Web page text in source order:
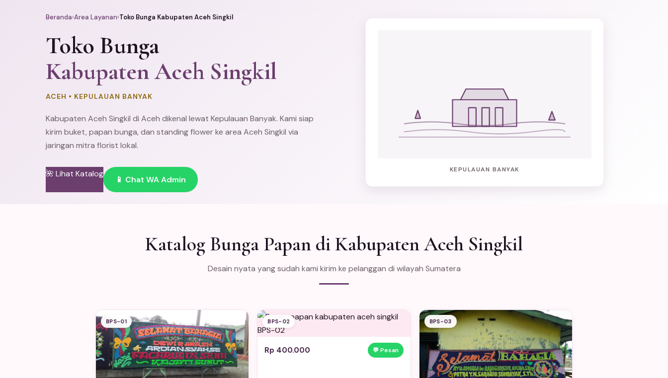
Beranda›Area Layanan›Toko Bunga Kabupaten Aceh Singkil
Toko Bunga
Kabupaten Aceh Singkil
ACEH • KEPULAUAN BANYAK
Kabupaten Aceh Singkil di Aceh dikenal lewat Kepulauan Banyak. Kami siap
kirim buket, papan bunga, dan standing flowerke area Aceh Singkil via
jaringan mitra florist lokal.
🌺 Lihat Katalog
📱 Chat WA Admin
KEPULAUAN BANYAK
Katalog Bunga Papan di Kabupaten Aceh Singkil
Desain nyata yang sudah kami kirim ke pelanggan di wilayah Sumatera
BPS-01 BPS-02
Rp 400.000 💬 Pesan
BPS-03